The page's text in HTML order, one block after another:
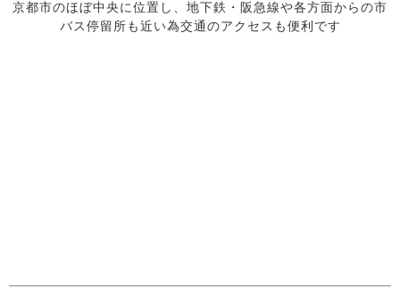
京都市のほぼ中央に位置し、地下鉄・阪急線や各方面からの市
バス停留所も近い為交通のアクセスも便利です